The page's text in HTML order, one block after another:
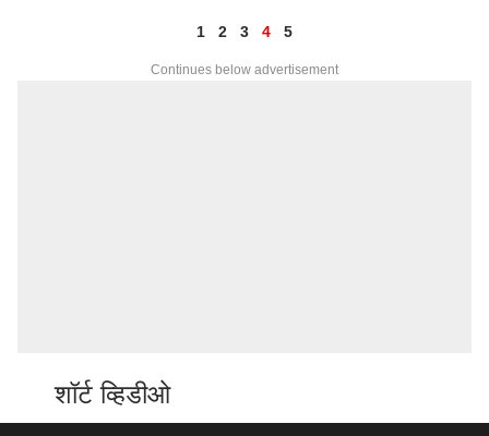
1 2 3 4 5
Continues below advertisement
शॉर्ट व्हिडीओ